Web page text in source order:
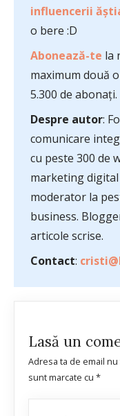
influencerii
o bere :D
Abonează-te la
maximum două
5.300 de abonați.
Despre autor:
comunicare
cu peste 300 de
marketing
moderator la
business.
articole scrise.
Contact:
Lasă un
Adresa ta de email nu
sunt marcate cu *